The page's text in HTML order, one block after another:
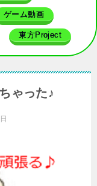
ゲーム動画
東方Project
ゃった♪